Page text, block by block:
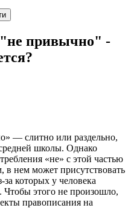
привычно" -
— слитно или раздельно,
школы. Однако
«не» с этой частью
в нем может присутствовать
которых у человека
этого не произошло,
правописания на